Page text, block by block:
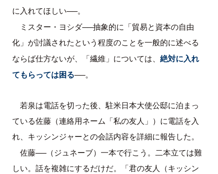
に入れてほしい──。
ミスター・ヨシダ──抽象的に「貿易と資本の自由
化」が討議されたという程度のことを一般的に述べる
ならば仕方ないが、「繊維」については、 絶対に入れ
てもらっては困る──。
若泉は電話を切った後、駐米日本大使公邸に泊まっ
ている佐藤（連絡用ネーム「私の友人」）に電話を入
れ、キッシンジャーとの会話内容を詳細に報告した。
佐藤──（ジュネーブ）一本で行こう。二本立ては難
しい。話を複雑にするだけだ。「君の友人（キッシン